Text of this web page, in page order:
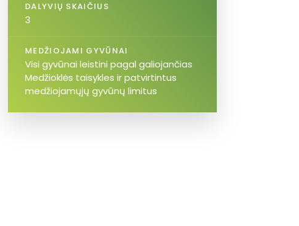
DALYVIŲ SKAIČIUS
3
MEDŽIOJAMI GYVŪNAI
Visi gyvūnai leistini pagal galiojančias
Medžioklės taisykles ir patvirtintus
medžiojamųjų gyvūnų limitus